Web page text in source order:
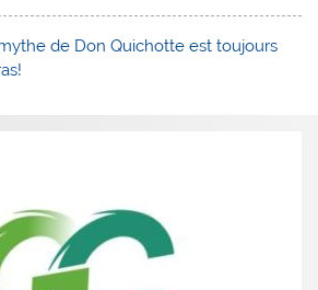
de Don Quichotte est toujours